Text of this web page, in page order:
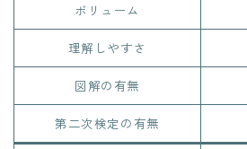
ボリューム
理解しやすさ
図解の有無
第二次検定の有無